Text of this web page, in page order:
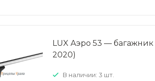
LUX Аэро 53 —
2020)
В наличии: 3 шт.